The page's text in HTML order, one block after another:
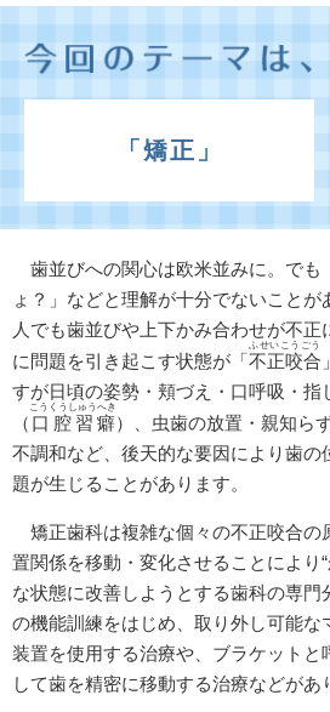
「矯正」
歯並びへの関心は欧米並みに。でも
ょ？」などと理解が十分でないこと
人でも歯並びや上下かみ合わせが不
に問題を引き起こす状態が「不正咬合
ふせいこうごう
すが日頃の姿勢・頬づえ・口呼吸・指
（ 口腔習癖
こうくうしゅうへき
）、虫歯の放置・親知ら
不調和など、後天的な要因により歯の
題が生じることがあります。
矯正歯科は複雑な個々の不正咬合の
置関係を移動・変化させることにより“
な状態に改善しようとする歯科の専門
の機能訓練をはじめ、取り外し可能な
装置を使用する治療や、ブラケットと
して歯を精密に移動する治療などがあ